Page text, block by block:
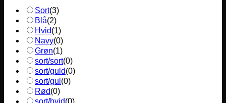
Sort(3)
Blå(2)
Hvid(1)
Navy(0)
Grøn(1)
sort/sort(0)
sort/guld(0)
sort/gul (0)
Rød(0)
sort/hvid(0)